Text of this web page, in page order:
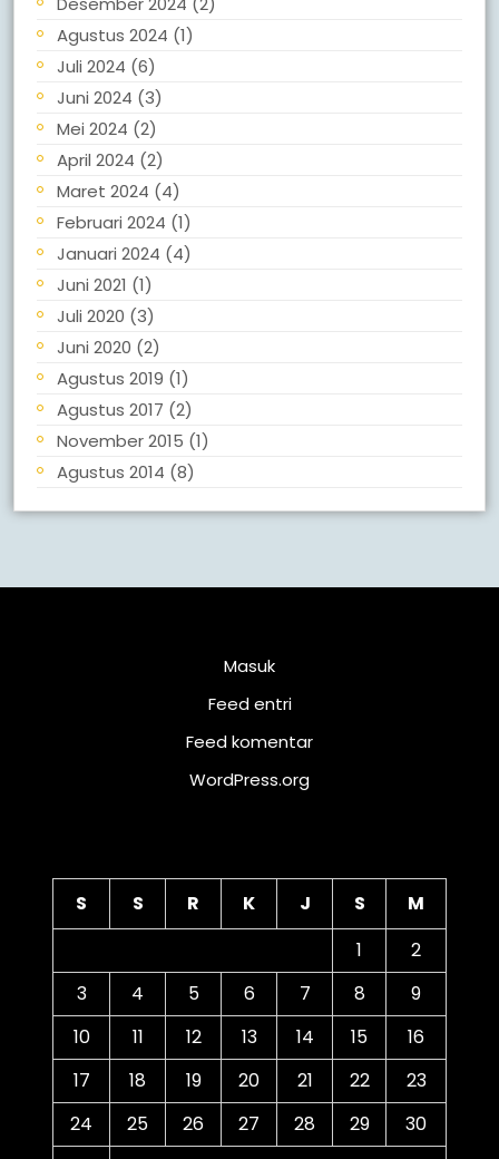
Agustus 2024 (1)
Juli 2024 (6)
Juni 2024 (3)
Mei 2024 (2)
April 2024 (2)
Maret 2024 (4)
Februari 2024 (1)
Januari 2024 (4)
Juni 2021 (1)
Juli 2020 (3)
Juni 2020 (2)
Agustus 2019 (1)
Agustus 2017 (2)
November 2015 (1)
Agustus 2014 (8)
Masuk
Feed entri
Feed komentar
WordPress.org
S S R K J S
M
1
2
3
4 5 6 7 8
9
10
11 12 13 14 15
16
17
18 19 20 21 22
23
24
25 26 27 28 29
30